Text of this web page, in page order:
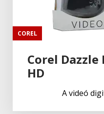
COREL
Corel Dazzle
HD
A videó